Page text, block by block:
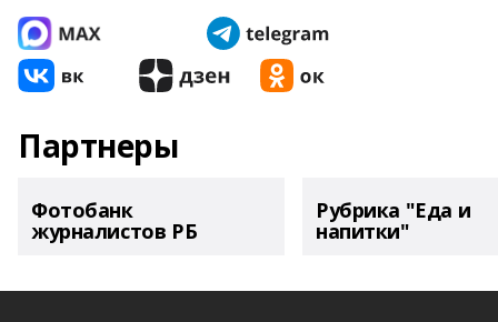
Партнеры
Фотобанк
журналистов РБ
Рубрика "Еда и
напитки"